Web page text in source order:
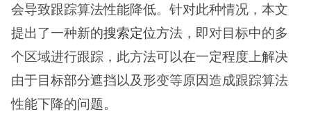
会导致跟踪算法性能降低。针对此种情况，本文
提出了一种新的搜索定位方法，即对目标中的多
个区域进行跟踪，此方法可以在一定程度上解决
由于目标部分遮挡以及形变等原因造成跟踪算法
性能下降的问题。